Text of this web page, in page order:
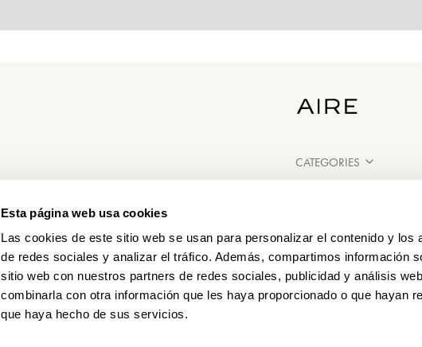
Esta página web usa cookies
Las cookies de este sitio web se usan para personalizar el contenido y los
de redes sociales y analizar el tráfico. Además, compartimos información
sitio web con nuestros partners de redes sociales, publicidad y análisis
combinarla con otra información que les haya proporcionado o que hayan
que haya hecho de sus servicios.
CATEGORIES
POINTS OF SALE